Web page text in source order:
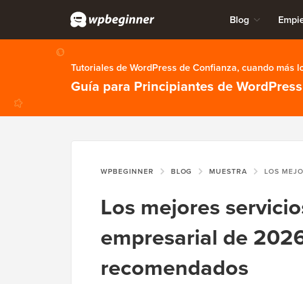
Blog
Tutoriales de WordPress de Confianza, cuando más
Guía para Principiantes de WordPress
WPBEGINNER BLOG MUESTRA LOS MEJORES SERVICIOS DE TELEFONÍA
Los mejores
empresarial de
recomendados